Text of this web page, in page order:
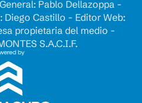
Pablo Dellazoppa -
Diego Castillo - Editor Web:
propietaria del medio -
S.A.C.I.F.